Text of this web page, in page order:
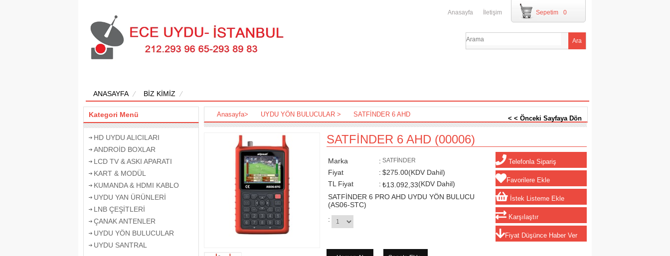
Anasayfa İletişim Sepetim 0
ANASAYFA BİZ KİMİZ
Kategori Menü
HD UYDU ALICILARI
ANDROİD BOXLAR
LCD TV & ASKI APARATI
KART & MODÜL
KUMANDA & HDMI KABLO
UYDU YAN ÜRÜNLERİ
LNB ÇEŞİTLERİ
ÇANAK ANTENLER
UYDU YÖN BULUCULAR
UYDU SANTRAL
Anasayfa> UYDU YÖN BULUCULAR > SATFİNDER 6 AHD
< < Önceki Sayfaya Dön
SATFİNDER 6 AHD (00006)
Marka : SATFİNDER
Fiyat : $275.00(KDV Dahil)
TL Fiyat
: ₺13.092,33(KDV Dahil)
SATFİNDER 6 PRO AHD UYDU YÖN BULUCU
(AS06-STC)
:
Telefonla Sipariş
Favorilere Ekle
İstek Listeme Ekle
Karşılaştır
Fiyat Düşünce Haber Ver